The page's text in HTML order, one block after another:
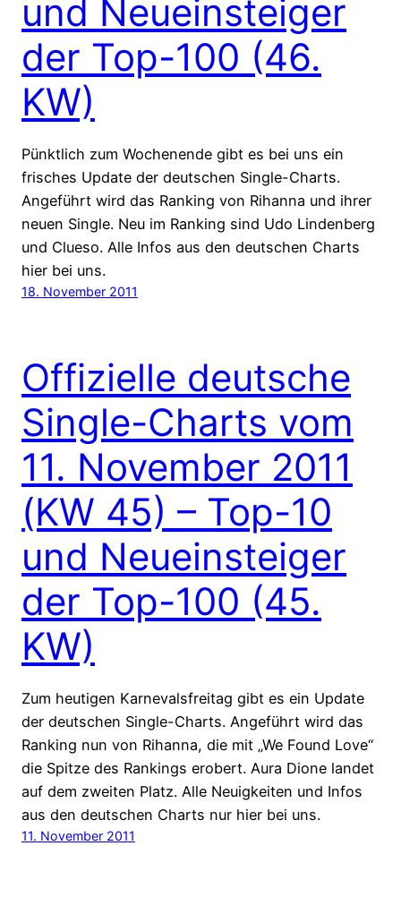
und Neueinsteiger
der Top-100 (46.
KW)
Pünktlich zum Wochenende gibt es bei uns ein
frisches Update der deutschen Single-Charts.
Angeführt wird das Ranking von Rihanna und ihrer
neuen Single. Neu im Ranking sind Udo Lindenberg
und Clueso. Alle Infos aus den deutschen Charts
hier bei uns.
18. November 2011
Offizielle deutsche
Single-Charts vom
11. November 2011
(KW 45) – Top-10
und Neueinsteiger
der Top-100 (45.
KW)
Zum heutigen Karnevalsfreitag gibt es ein Update
der deutschen Single-Charts. Angeführt wird das
Ranking nun von Rihanna, die mit „We Found Love“
die Spitze des Rankings erobert. Aura Dione landet
auf dem zweiten Platz. Alle Neuigkeiten und Infos
aus den deutschen Charts nur hier bei uns.
11. November 2011